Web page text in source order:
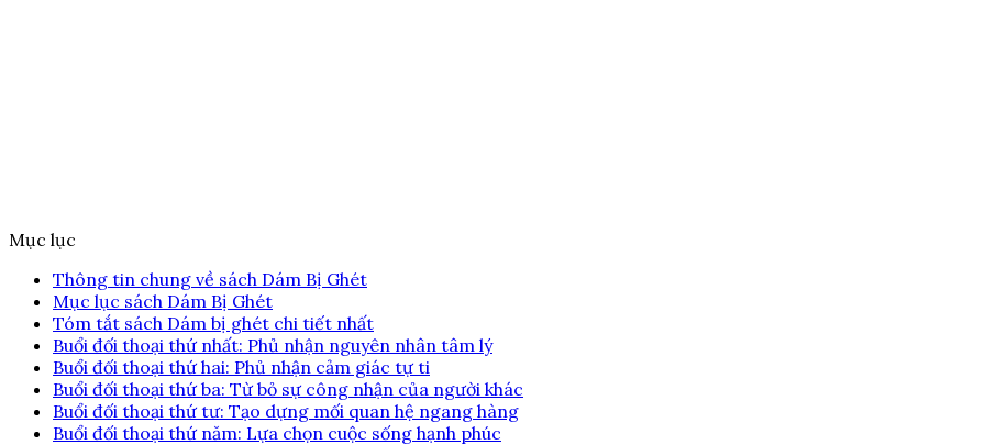
Mục lục
Thông tin chung về sách Dám Bị Ghét
Mục lục sách Dám Bị Ghét
Tóm tắt sách Dám bị ghét chi tiết nhất
Buổi đối thoại thứ nhất: Phủ nhận nguyên nhân tâm lý
Buổi đối thoại thứ hai: Phủ nhận cảm giác tự ti
Buổi đối thoại thứ ba: Từ bỏ sự công nhận của người khác
Buổi đối thoại thứ tư: Tạo dựng mối quan hệ ngang hàng
Buổi đối thoại thứ năm: Lựa chọn cuộc sống hạnh phúc